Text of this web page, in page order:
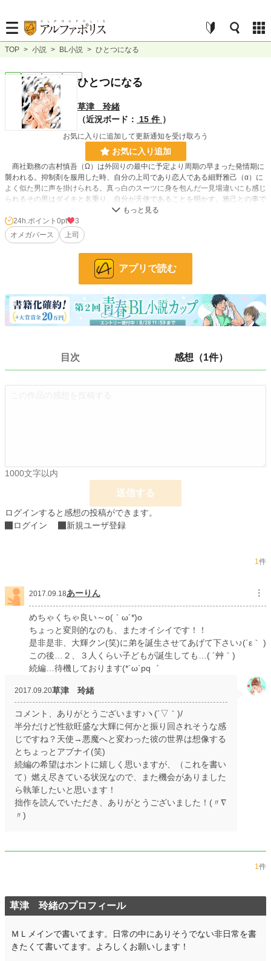
TOP > 小説 > BL小説 > ひとつになる
完結 短編 ひとつになる
草津 玲緒
（近況ボード：
15 件 ）
お気に入りに追加して更新通知を受け取ろう
お気に入り追加
商社勤務の吉村慎吾（Ω）は外回りの最中に予定より周期の早まった発情期に
襲われる。抑制剤を服用した時、自分の上司であり恋人である細野雅己（α）に
よく似た男に声を掛けられる。真っ白のスーツに身を包んだ一見場違いにも感じ
られるその男はダイキと名乗り、自分が天使であることを明かす。雅己との事で
悩んでいた慎吾に、大輝はノルマ達成のために協力すると言って姿を消す。そし
て、その夜……抑制剤の効き目が切れ、雅己のマンションで完全な発情期を迎え
た慎吾たちのもとに現れたのはダイキだった。オッサン天使であるダイキの正体
は……。
※３Ｐ・近親相姦・リバ表現あります。ＮＧな方はご遠慮願います。
※作中の施設、企業、人物等はすべてフィクションです。
※表紙イラストは紅さん
小説 228,933 位 / 228,933 件
108
77 pt (38,585 位)
年間ポイント 3,060 pt (57,131 位)
24h.ポイント 0pt
3
オメガバース
上司
アプリで読む
目次 感想（1件）
1000文字以内
送信する
ログインすると感想の投稿ができます。
ログイン
新規ユーザ登録
1件
2017.09.18あーりん ︙
めちゃくちゃ良い～o(｀ω´*)o
ちょっと変則的なのも、またオイシイです！！
是非是非、大輝クン(笑)に弟を誕生させてあげて下さい♪(´ε｀ )
この後…２、３人くらい子どもが誕生しても…( ´艸｀)
続編…待機しております(*´ω`pq゛
2017.09.20草津 玲緒
コメント、ありがとうございます♪ヽ(´▽｀)/
半分だけど性欲旺盛な大輝に何かと振り回されそうな感
じですね？天使→悪魔へと変わった彼の世界は想像する
とちょっとアブナイ(笑)
続編の希望はホントに嬉しく思いますが、（これを書い
て）燃え尽きている状況なので、また機会がありました
ら執筆したいと思います！
拙作を読んでいただき、ありがとうございました！(〃∇
〃)
1件
草津 玲緒のプロフィール
ＭＬメインで書いてます。日常の中にありそうでない非日常を書
きたくて書いてます。よろしくお願いします！